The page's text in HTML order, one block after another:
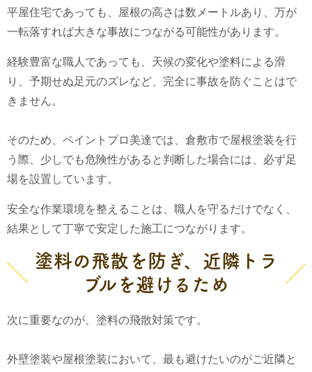
平屋住宅であっても、屋根の高さは数メートルあり、万が
一転落すれば大きな事故につながる可能性があります。
経験豊富な職人であっても、天候の変化や塗料による滑
り、予期せぬ足元のズレなど、完全に事故を防ぐことはで
きません。
そのため、ペイントプロ美達では、倉敷市で屋根塗装を行
う際、少しでも危険性があると判断した場合には、必ず足
場を設置しています。
安全な作業環境を整えることは、職人を守るだけでなく、
結果として丁寧で安定した施工につながります。
塗料の飛散を防ぎ、近隣トラ
ブルを避けるため
次に重要なのが、塗料の飛散対策です。
外壁塗装や屋根塗装において、最も避けたいのがご近隣と